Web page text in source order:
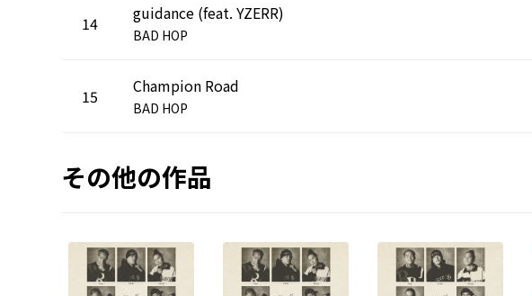
14 guidance (feat. YZERR)
BAD HOP
15 Champion Road
BAD HOP
その他の作品